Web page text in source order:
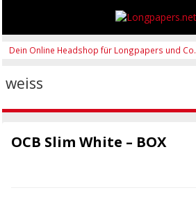
Dein Online Headshop für Longpapers und Co.
weiss
OCB Slim White – BOX